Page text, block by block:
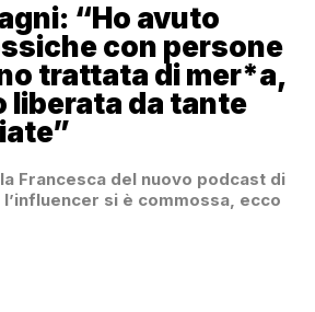
“Ho avuto
con persone
trattata di mer*a,
liberata da tante
Francesca del nuovo podcast di
si è commossa, ecco